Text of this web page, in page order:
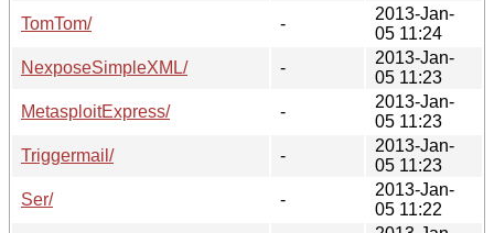
TomTom/
-
2013-Jan-
05 11:24
NexposeSimpleXML/
-
2013-Jan-
05 11:23
MetasploitExpress/
-
2013-Jan-
05 11:23
Triggermail/
-
2013-Jan-
05 11:23
Ser/
-
2013-Jan-
05 11:22